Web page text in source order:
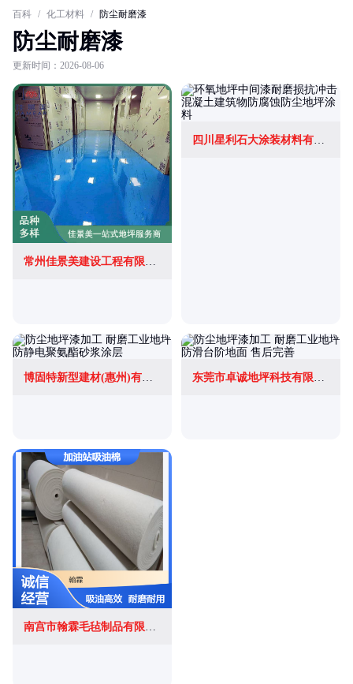
百科 / 化工材料 / 防尘耐磨漆
防尘耐磨漆
更新时间：2026-08-06
常州佳景美建设工程有限公司
四川星利石大涂装材料有限公司
南宫市翰霖毛毡制品有限公司